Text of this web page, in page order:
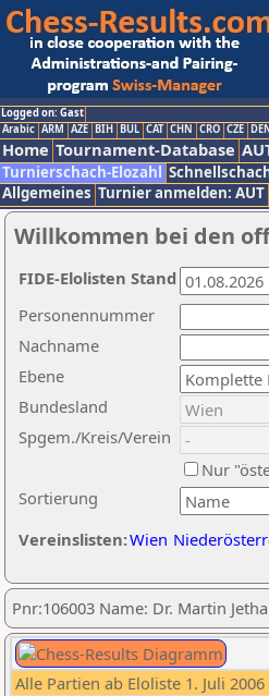
Logged on: Gast
Arabic ARM AZE BIH BUL CAT CHN CRO CZE
Home Tournament-Database
Turnierschach-Elozahl
Allgemeines Turnier anmelden: AUT
Willkommen bei den
Nachname
Ebene
Sortierung
Personennummer
Bundesland
Spgem./Kreis/Verein
Nur
Vereinslisten:Wien
FIDE-Elolisten Stand
Pnr:106003 Name: Dr. Martin
Alle Partien ab Eloliste 1. Juli 2006